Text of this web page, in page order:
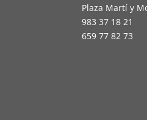
Plaza Martí y
983 37 18 21
659 77 82 73